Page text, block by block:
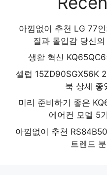
아낌없이 추천 LG 77
질과 몰입감 당신
생활 혁신
셀럽 15ZD90SGX56K
북 상세 좋
미리 준비하기 좋은
에어컨 모델 5
아낌없이 추천
트렌드